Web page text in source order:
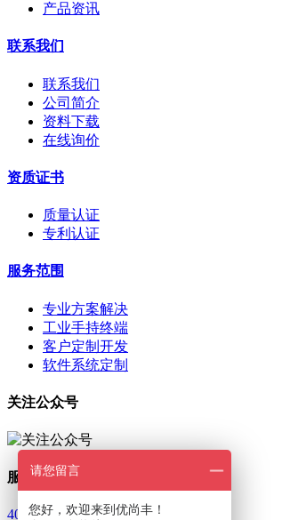
产品资讯
联系我们
联系我们
公司简介
资料下载
在线询价
资质证书
质量认证
专利认证
服务范围
专业方案解决
工业手持终端
客户定制开发
软件系统定制
关注公众号
服务热线
400-801-8894
请您留言
您好，欢迎来到优尚丰！